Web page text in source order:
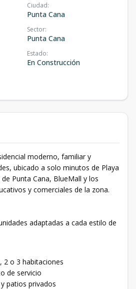
Ciudad:
Punta Cana
Sector:
Punta Cana
Estado:
En Construcción
moderno, familiar y
ubicado a solo minutos de Playa
Punta Cana, BlueMall y los
y comerciales de la zona.
adaptadas a cada estilo de
2 o 3 habitaciones
de servicio
patios privados